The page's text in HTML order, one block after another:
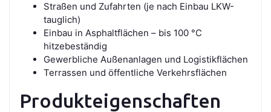
Straßen und Zufahrten (je nach Einbau LKW-
tauglich)
Einbau in Asphaltflächen – bis 100 °C
hitzebeständig
Gewerbliche Außenanlagen und Logistikflächen
Terrassen und öffentliche Verkehrsflächen
Produkteigenschaften